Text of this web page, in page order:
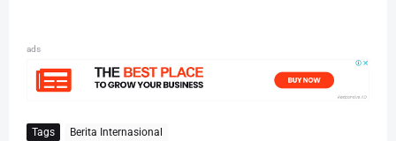
ads
Tags Berita Internasional